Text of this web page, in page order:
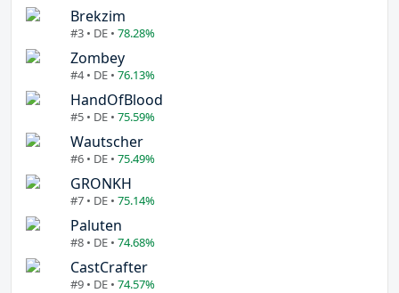
Brekzim
#3 • DE • 78.28%
Zombey
#4 • DE • 76.13%
HandOfBlood
#5 • DE • 75.59%
Wautscher
#6 • DE • 75.49%
GRONKH
#7 • DE • 75.14%
Paluten
#8 • DE • 74.68%
CastCrafter
#9 • DE • 74.57%